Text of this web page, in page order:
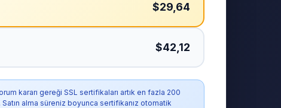
$29,64
$42,12
kararı gereği SSL sertifikaları artık en fazla 200
alma süreniz boyunca sertifikanız otomatik